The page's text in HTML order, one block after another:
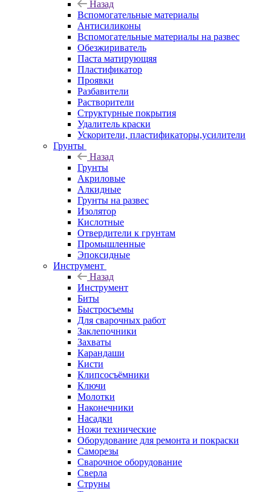
Назад
Вспомогательные материалы
Антисиликоны
Вспомогательные материалы на развес
Обезжириватель
Паста матирующяя
Пластификатор
Проявки
Разбавители
Растворители
Структурные покрытия
Удалитель краски
Ускорители, пластификаторы,усилители
Грунты
Назад
Грунты
Акриловые
Алкидные
Грунты на развес
Изолятор
Кислотные
Отвердители к грунтам
Промышленные
Эпоксидные
Инструмент
Назад
Инструмент
Биты
Быстросъемы
Для сварочных работ
Заклепочники
Захваты
Карандаши
Кисти
Клипсосъёмники
Ключи
Молотки
Наконечники
Насадки
Ножи технические
Оборудование для ремонта и покраски
Саморезы
Сварочное оборудование
Сверла
Струны